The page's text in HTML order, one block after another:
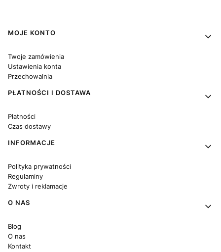
Linki w stopce
MOJE KONTO
Twoje zamówienia
Ustawienia konta
Przechowalnia
PŁATNOŚCI I DOSTAWA
Płatności
Czas dostawy
INFORMACJE
Polityka prywatności
Regulaminy
Zwroty i reklamacje
O NAS
Blog
O nas
Kontakt